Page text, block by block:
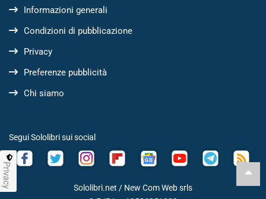
Informazioni generali
Condizioni di pubblicazione
Privacy
Preferenze pubblicità
Chi siamo
Segui Sololibri sui social
Sololibri.net / New Com Web srls
Privacy